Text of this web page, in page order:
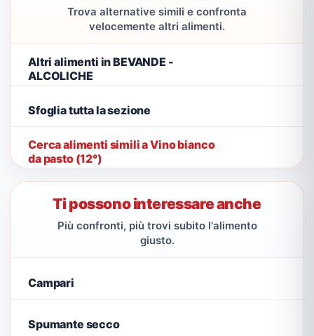
Trova alternative simili e confronta
velocemente altri alimenti.
Altri alimenti in BEVANDE -
ALCOLICHE
Sfoglia tutta la sezione
Cerca alimenti simili a Vino bianco
da pasto (12°)
Ti possono interessare anche
Più confronti, più trovi subito l'alimento
giusto.
Campari
Spumante secco